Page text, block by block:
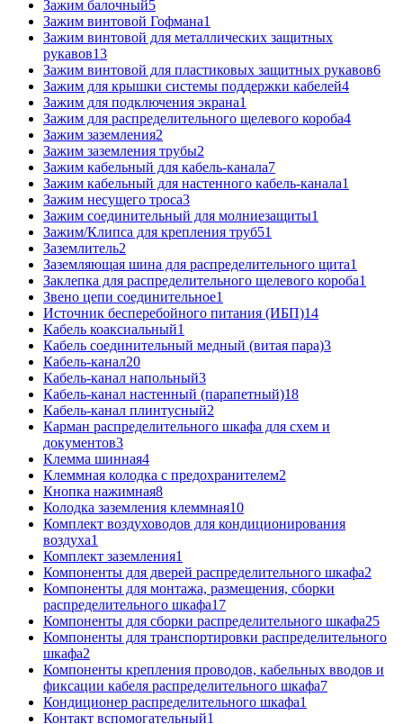
Зажим балочный5
Зажим винтовой Гофмана1
Зажим винтовой для металлических защитных
рукавов13
Зажим винтовой для пластиковых защитных рукавов6
Зажим для крышки системы поддержки кабелей4
Зажим для подключения экрана1
Зажим для распределительного щелевого короба4
Зажим заземления2
Зажим заземления трубы2
Зажим кабельный для кабель-канала7
Зажим кабельный для настенного кабель-канала1
Зажим несущего троса3
Зажим соединительный для молниезащиты1
Зажим/Клипса для крепления труб51
Заземлитель2
Заземляющая шина для распределительного щита1
Заклепка для распределительного щелевого короба1
Звено цепи соединительное1
Источник бесперебойного питания (ИБП)14
Кабель коаксиальный1
Кабель соединительный медный (витая пара)3
Кабель-канал20
Кабель-канал напольный3
Кабель-канал настенный (парапетный)18
Кабель-канал плинтусный2
Карман распределительного шкафа для схем и
документов3
Клемма шинная4
Клеммная колодка с предохранителем2
Кнопка нажимная8
Колодка заземления клеммная10
Комплект воздуховодов для кондиционирования
воздуха1
Комплект заземления1
Компоненты для дверей распределительного шкафа2
Компоненты для монтажа, размещения, сборки
распределительного шкафа17
Компоненты для сборки распределительного шкафа25
Компоненты для транспортировки распределительного
шкафа2
Компоненты крепления проводов, кабельных вводов и
фиксации кабеля распределительного шкафа7
Кондиционер распределительного шкафа1
Контакт вспомогательный1